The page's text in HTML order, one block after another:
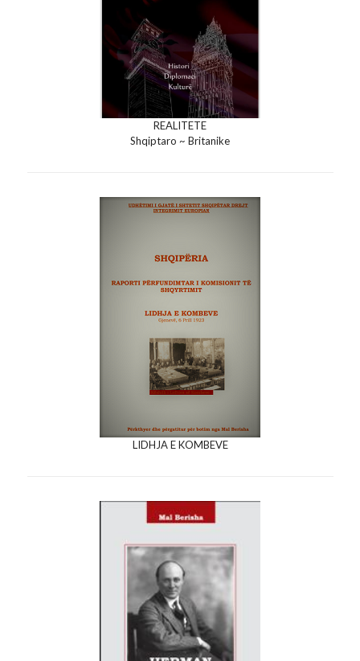
REALITETE
Shqiptaro ~ Britanike
LIDHJA E KOMBEVE